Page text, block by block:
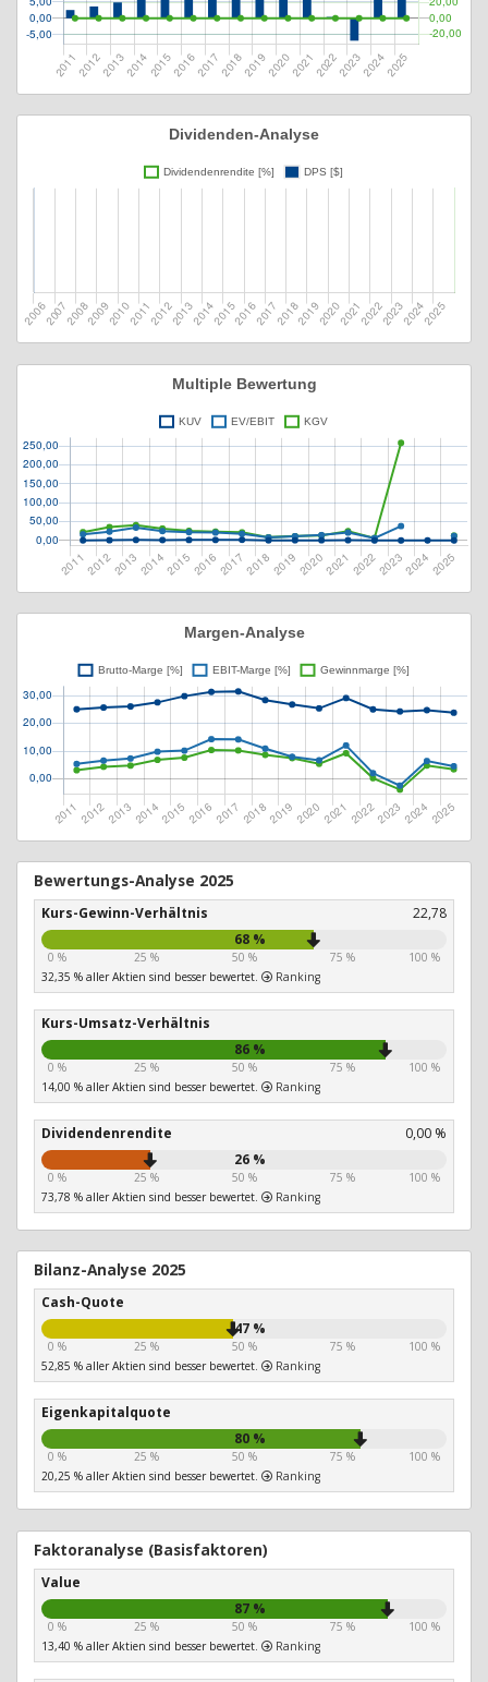
Bewertungs-Analyse 2025
Kurs-Gewinn-Verhältnis
22,78
68 %
0 % 25 % 50 % 75 %
100 %
32,35 % aller Aktien sind besser bewertet.
Ranking
Kurs-Umsatz-Verhältnis
86 %
0 % 25 % 50 % 75 %
100 %
14,00 % aller Aktien sind besser bewertet.
Ranking
Dividendenrendite
0,00 %
26 %
0 % 25 % 50 % 75 %
100 %
73,78 % aller Aktien sind besser bewertet.
Ranking
Bilanz-Analyse 2025
Cash-Quote
47 %
0 % 25 % 50 % 75 %
100 %
52,85 % aller Aktien sind besser bewertet.
Ranking
Eigenkapitalquote
80 %
0 % 25 % 50 % 75 %
100 %
20,25 % aller Aktien sind besser bewertet.
Ranking
Faktoranalyse (Basisfaktoren)
Value
87 %
0 % 25 % 50 % 75 %
100 %
13,40 % aller Aktien sind besser bewertet.
Ranking